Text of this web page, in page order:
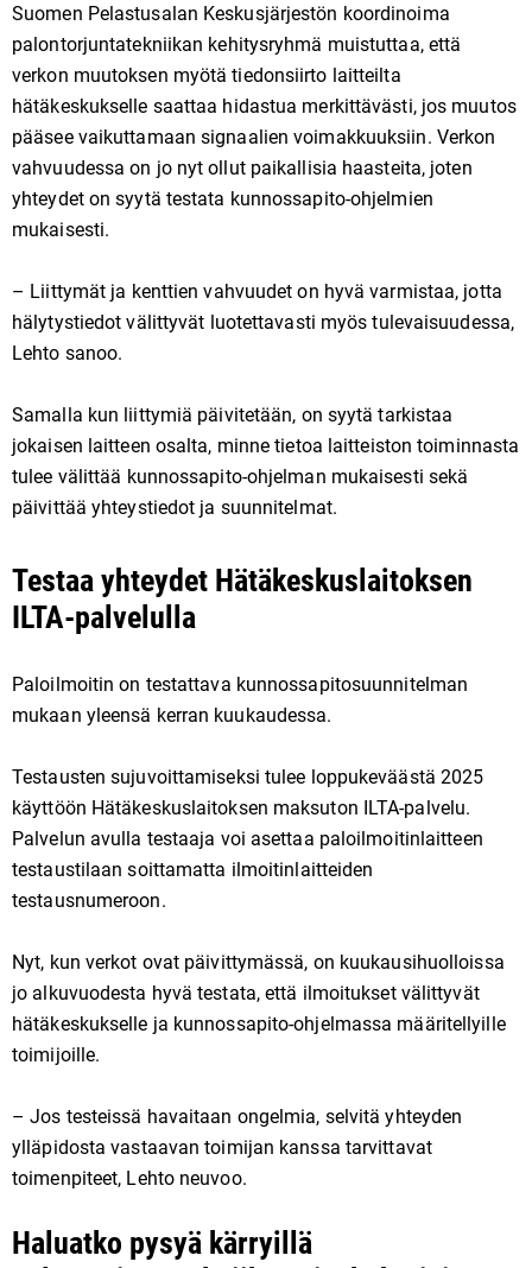
Suomen Pelastusalan Keskusjärjestön koordinoima
palontorjuntatekniikan kehitysryhmä muistuttaa, että
verkon muutoksen myötä tiedonsiirto laitteilta
hätäkeskukselle saattaa hidastua merkittävästi, jos muutos
pääsee vaikuttamaan signaalien voimakkuuksiin. Verkon
vahvuudessa on jo nyt ollut paikallisia haasteita, joten
yhteydet on syytä testata kunnossapito-ohjelmien
mukaisesti.
– Liittymät ja kenttien vahvuudet on hyvä varmistaa, jotta
hälytystiedot välittyvät luotettavasti myös tulevaisuudessa,
Lehto sanoo.
Samalla kun liittymiä päivitetään, on syytä tarkistaa
jokaisen laitteen osalta, minne tietoa laitteiston toiminnasta
tulee välittää kunnossapito-ohjelman mukaisesti sekä
päivittää yhteystiedot ja suunnitelmat.
Testaa yhteydet Hätäkeskuslaitoksen
ILTA-palvelulla
Paloilmoitin on testattava kunnossapitosuunnitelman
mukaan yleensä kerran kuukaudessa.
Testausten sujuvoittamiseksi tulee loppukeväästä 2025
käyttöön Hätäkeskuslaitoksen maksuton ILTA-palvelu.
Palvelun avulla testaaja voi asettaa paloilmoitinlaitteen
testaustilaan soittamatta ilmoitinlaitteiden
testausnumeroon.
Nyt, kun verkot ovat päivittymässä, on kuukausihuolloissa
jo alkuvuodesta hyvä testata, että ilmoitukset välittyvät
hätäkeskukselle ja kunnossapito-ohjelmassa määritellyille
toimijoille.
– Jos testeissä havaitaan ongelmia, selvitä yhteyden
ylläpidosta vastaavan toimijan kanssa tarvittavat
toimenpiteet, Lehto neuvoo.
Haluatko pysyä kärryillä